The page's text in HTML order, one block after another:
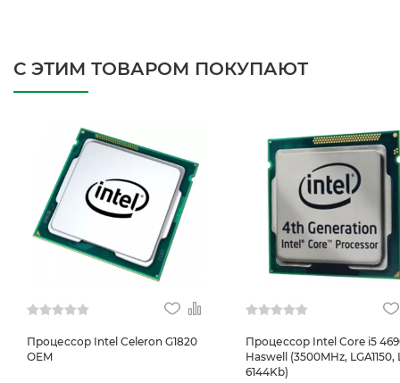
С ЭТИМ ТОВАРОМ ПОКУПАЮТ
Процессор Intel Celeron G1820
OEM
Процессор Intel Core i5
Haswell (3500MHz, LGA1150,
6144Kb)